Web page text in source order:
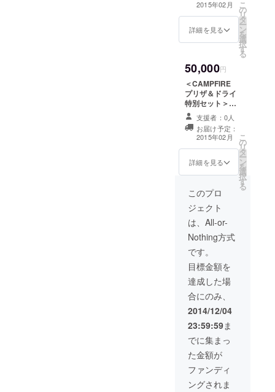
トカード10枚
セット ・プリ
ザーブドフラ
ワーアレンジ4個
サイズ、Lサイ
ズ）
2015年02月
詳細を見る
こ
の
リ
タ
ー
ン
を
選
択
す
る
50,000円
＜CAMPFIRE
プリザ＆ドライ
特別セット＞
・お礼のメッ
セージ ・*kuku
madre*オリジナ
ルポストカード
10枚セット ・プ
リザーブドフラ
ワーアレンジ4個
ズ、Sサイズ、M
サイズ、Lサイ
ズ） ・お好きな
色をオーダーい
ただける プリ
ザーブドフラ
ワーリース
23cm ・ドライ
フラワー紫陽花
シンプルリース
17cm ・ドライ
フラワー紫陽花
華やかリース
紫陽花リース ・
お花入り小瓶3
セット
支援者：0人
お届け予定：
2015年02月
詳細を見る
こ
の
リ
タ
ー
ン
を
選
択
す
る
このプロ
ジェクト
は、All-or-
Nothing方式
です。
目標金額を
達成した場
合にのみ、
2014/12/04
23:59:59ま
でに集まっ
た金額が
ファンディ
ングされま